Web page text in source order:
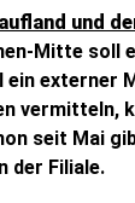
und
Mitte soll
ein externer
vermitteln,
seit Mai
der Filiale.